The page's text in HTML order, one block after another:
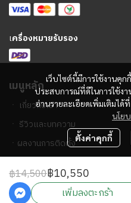
฿14,500฿10,550
เพิ่มลงตะกร้า
เว็บไซต์นี้มีการใช้งานคุ
ประสบการณ์ที่ดีในการใช้ง
อ่านรายละเอียดเพิ่มเติมได้ที่
นโย
ตั้งค่าคุกกี้
เครื่องหมายรับรอง
เมนูหลัก
ㆍ เกี่ยวกับเรา
ㆍ รีวิวและบทความ
ㆍ ผลงานการติดตั้ง
2023 © PA